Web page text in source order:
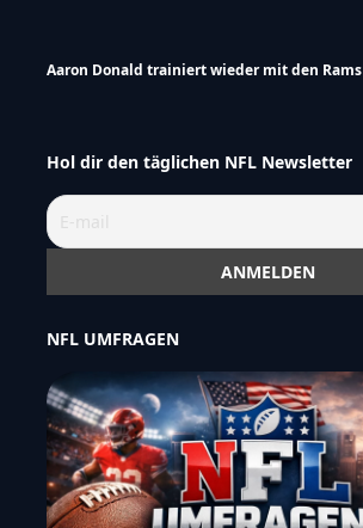
Aaron Donald trainiert wieder mit den Rams
Hol dir den täglichen NFL Newsletter
NFL UMFRAGEN